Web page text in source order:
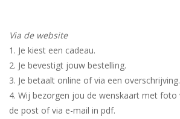
Via de website
Je kiest een cadeau.
Je bevestigt jouw bestelling.
Je betaalt online of via een overschrijving.
Wij bezorgen jou de wenskaart met foto
de post of via e-mail in pdf.